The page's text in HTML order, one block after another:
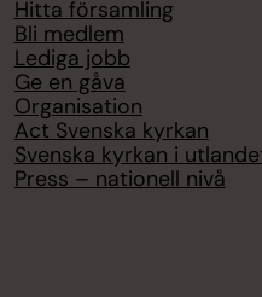
Hitta församling
Bli medlem
Lediga jobb
Ge en gåva
Organisation
Act Svenska kyrkan
Svenska kyrkan i
Press – nationell nivå